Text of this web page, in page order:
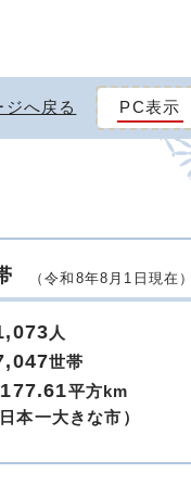
ジへ戻る PC表示
（令和8年8月1日現在）
人
世帯
平方km
日本一大きな市）